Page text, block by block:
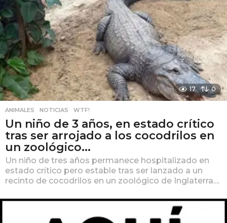
17 0
ANIMALES ,NOTICIAS ,WTF!
Un niño de 3 años, en estado crítico
tras ser arrojado a los cocodrilos en
un zoológico...
Un niño de tres años permanece hospitalizado en
estado crítico pero estable tras ser lanzado a un
recinto de cocodrilos en un zoológico de Inglaterra....